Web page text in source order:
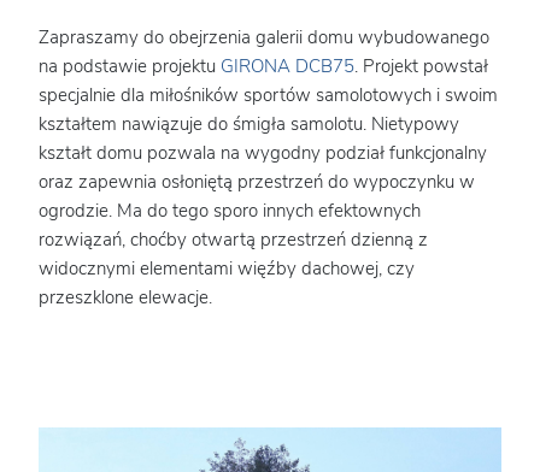
Zapraszamy do obejrzenia galerii domu wybudowanego
na podstawie projektu GIRONA DCB75. Projekt powstał
specjalnie dla miłośników sportów samolotowych i swoim
kształtem nawiązuje do śmigła samolotu. Nietypowy
kształt domu pozwala na wygodny podział funkcjonalny
oraz zapewnia osłoniętą przestrzeń do wypoczynku w
ogrodzie. Ma do tego sporo innych efektownych
rozwiązań, choćby otwartą przestrzeń dzienną z
widocznymi elementami więźby dachowej, czy
przeszklone elewacje.